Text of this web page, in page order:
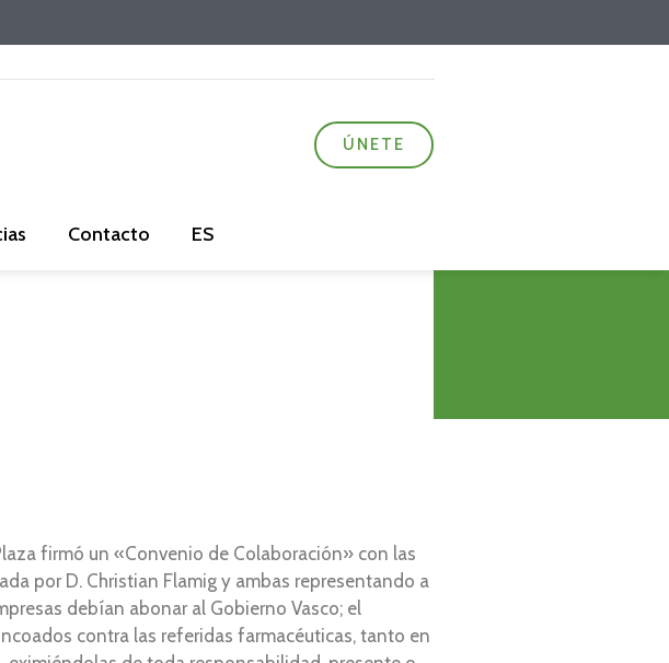
ÚNETE
Contacto ES
firmó un «Convenio de Colaboración» con las
por D. Christian Flamig y ambas representando a
debían abonar al Gobierno Vasco; el
contra las referidas farmacéuticas, tanto en